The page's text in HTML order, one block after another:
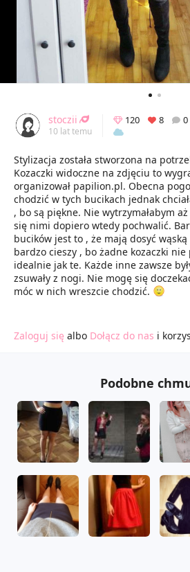
stoczii
10 lat temu
120 8 0
Stylizacja została stworzona na
Kozaczki widoczne na zdjęciu to
organizował papilion.pl. Obecna
chodzić w tych bucikach jednak
, bo są piękne. Nie wytrzymałabym
się nimi dopiero wtedy pochwalić.
bucików jest to , że mają dosyć
bardzo cieszy , bo żadne kozaczki nie
idealnie jak te. Każde inne zawsze
zsuwały z nogi. Nie mogę się
móc w nich wreszcie chodzić.
Zaloguj się albo Dołącz do nas i
Podobne